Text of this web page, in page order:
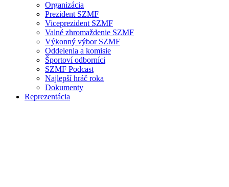
Organizácia
Prezident SZMF
Viceprezident SZMF
Valné zhromaždenie SZMF
Výkonný výbor SZMF
Oddelenia a komisie
Športoví odborníci
SZMF Podcast
Najlepší hráč roka
Dokumenty
Reprezentácia